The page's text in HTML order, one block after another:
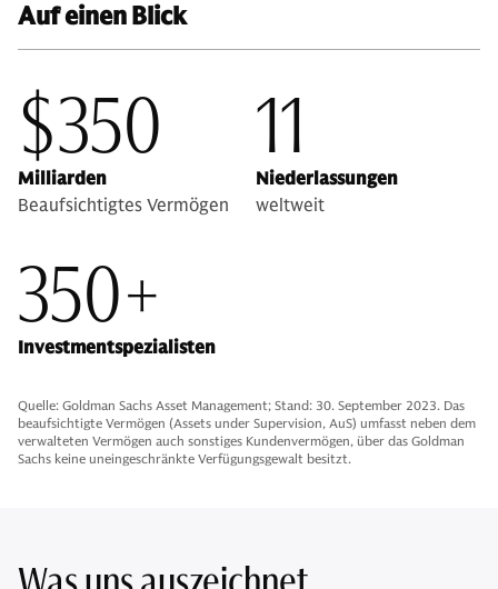
Auf einen Blick
$350
Milliarden
Beaufsichtigtes Vermögen
11
Niederlassungen
weltweit
350+
Investmentspezialisten
Quelle: Goldman Sachs Asset Management; Stand: 30. September 2023. Das
beaufsichtigte Vermögen (Assets under Supervision, AuS) umfasst neben dem
verwalteten Vermögen auch sonstiges Kundenvermögen, über das Goldman
Sachs keine uneingeschränkte Verfügungsgewalt besitzt.